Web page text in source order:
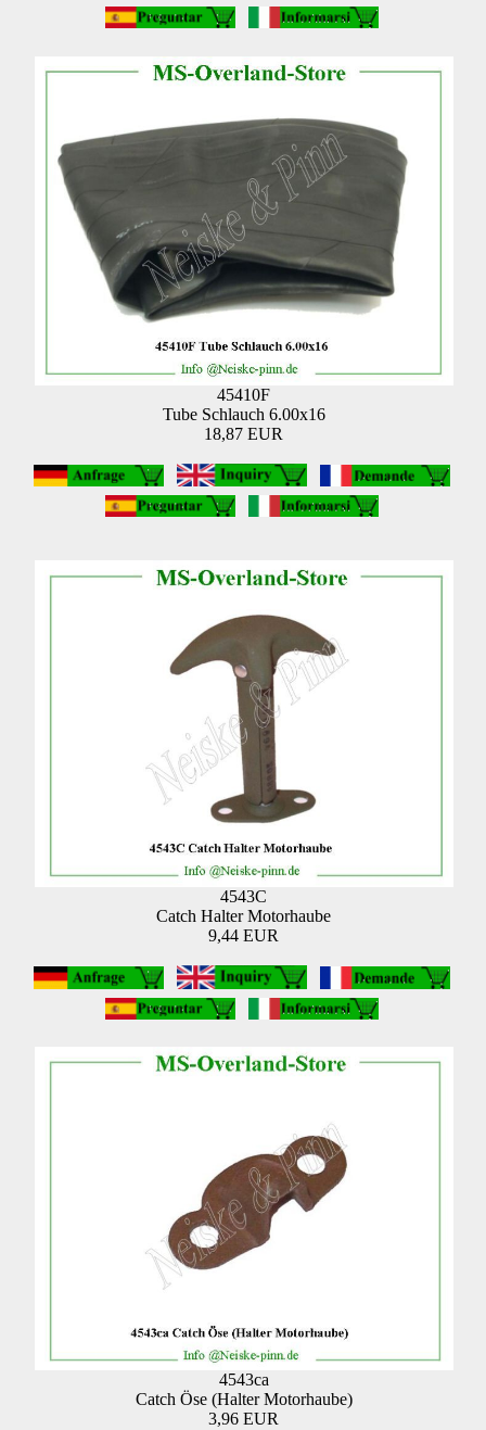
45410F
Tube Schlauch 6.00x16
18,87 EUR
4543C
Catch Halter Motorhaube
9,44 EUR
4543ca
Catch Öse (Halter Motorhaube)
3,96 EUR